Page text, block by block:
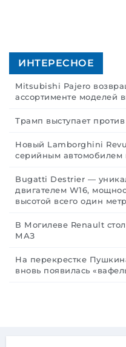
ИНТЕРЕСНОЕ
Mitsubishi Pajero
ассортименте моделей
Трамп выступает
Новый Lamborghini
серийным автомобилем
Bugatti Destrier —
двигателем W16,
высотой всего один метр
В Могилеве Renault
МАЗ
На перекрестке
вновь появилась